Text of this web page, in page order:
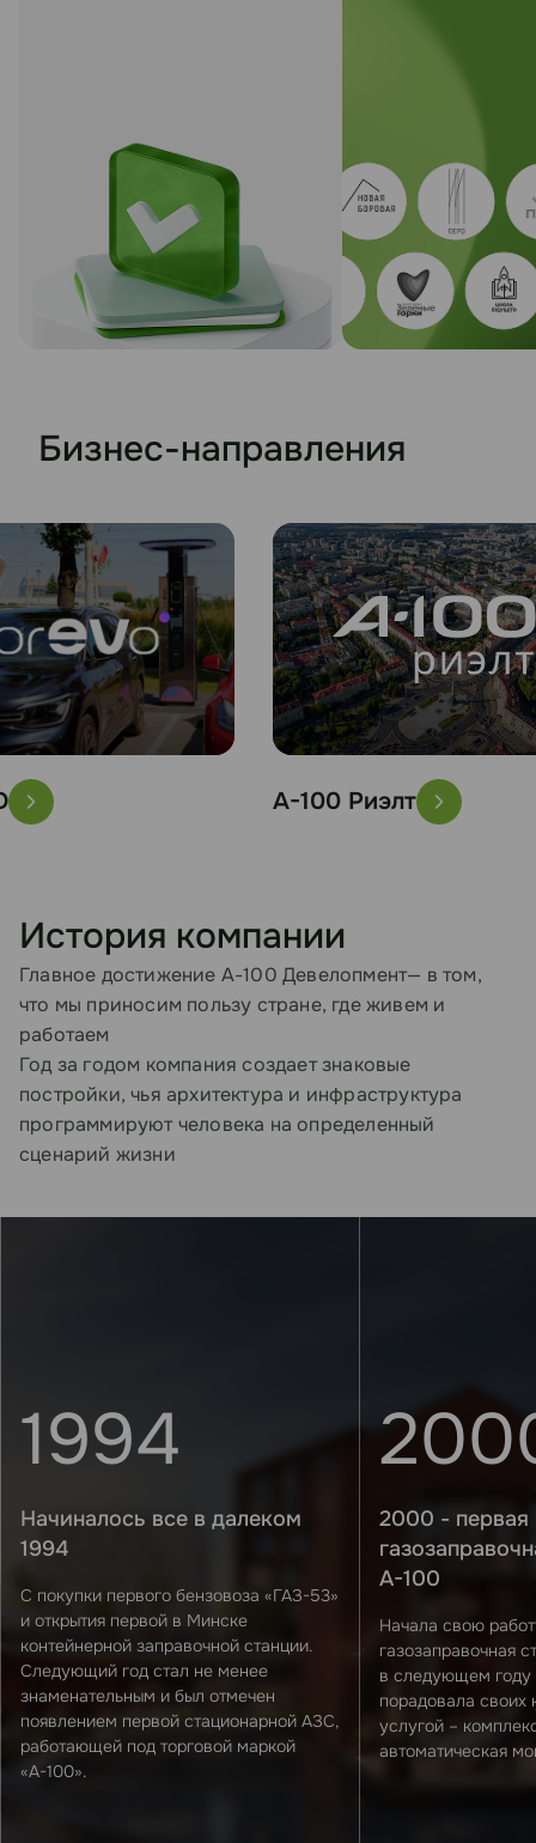
Бизнес-направления
A-100 Риэлт
История компании
Главное достижение А-100 Девелопмент— в том,
что мы приносим пользу стране, где живем и
работаем
Год за годом компания создает знаковые
постройки, чья архитектура и инфраструктура
программируют человека на определенный
сценарий жизни
1994
Начиналось все в далеком
1994
С покупки первого бензовоза «ГАЗ-53»
и открытия первой в Минске
контейнерной заправочной станции.
Следующий год стал не менее
знаменательным и был отмечен
появлением первой стационарной АЗС,
работающей под торговой маркой
«А-100».
2000 - первая
А-100
Начала свою
газозаправочная
в следующем году
порадовала своих
услугой –
автоматическая